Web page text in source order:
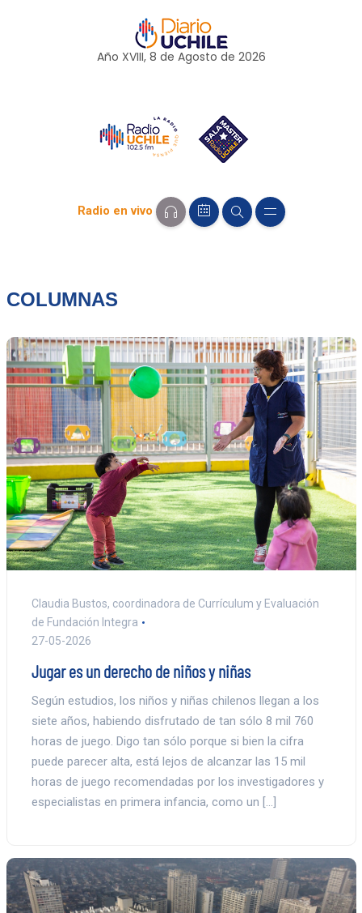
Año XVIII, 8 de Agosto de 2026
Radio en vivo
COLUMNAS
Claudia Bustos, coordinadora de Currículum y Evaluación
de Fundación Integra
27-05-2026
Jugar es un derecho de niños y niñas
Según estudios, los niños y niñas chilenos llegan a los
siete años, habiendo disfrutado de tan sólo 8 mil 760
horas de juego. Digo tan sólo porque si bien la cifra
puede parecer alta, está lejos de alcanzar las 15 mil
horas de juego recomendadas por los investigadores y
especialistas en primera infancia, como un […]